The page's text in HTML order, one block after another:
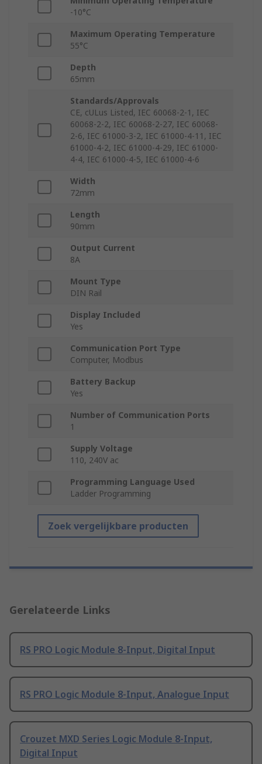
-10°C
Maximum Operating Temperature
55°C
Depth
65mm
Standards/Approvals
CE, cULus Listed, IEC 60068-2-1, IEC
60068-2-2, IEC 60068-2-27, IEC 60068-
2-6, IEC 61000-3-2, IEC 61000-4-11, IEC
61000-4-2, IEC 61000-4-29, IEC 61000-
4-4, IEC 61000-4-5, IEC 61000-4-6
Width
72mm
Length
90mm
Output Current
8A
Mount Type
DIN Rail
Display Included
Yes
Communication Port Type
Computer, Modbus
Battery Backup
Yes
Number of Communication Ports
1
Supply Voltage
110, 240V ac
Programming Language Used
Ladder Programming
Zoek vergelijkbare producten
Gerelateerde Links
RS PRO Logic Module 8-Input, Digital Input
RS PRO Logic Module 8-Input, Analogue Input
Crouzet MXD Series Logic Module 8-Input,
Digital Input